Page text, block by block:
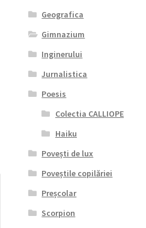
Geografica
Gimnazium
Inginerului
Jurnalistica
Poesis
Colectia CALLIOPE
Haiku
Povești de lux
Poveștile copilăriei
Preșcolar
Scorpion